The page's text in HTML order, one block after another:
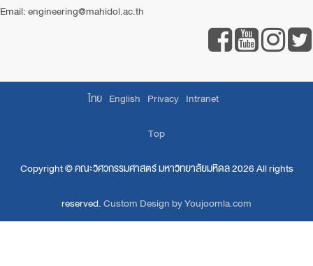
Email:engineering@mahidol.ac.th
ไทย English Privacy Intranet
Top
Copyright ©คณะวิศวกรรมศาสตร์ มหาวิทยาลัยมหิดล2026 All rights
reserved.Custom Design by Youjoomla.com